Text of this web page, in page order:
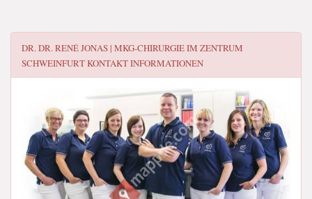
DR. DR. RENÉ JONAS | MKG-CHIRURGIE IM ZENTRUM
SCHWEINFURTKONTAKT INFORMATIONEN